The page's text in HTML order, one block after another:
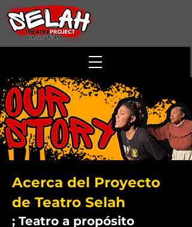
Acerca del Proyecto
de Teatro Selah
; Teatro a propósito